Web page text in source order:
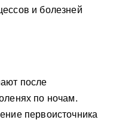
и болезней
после
по ночам.
первоисточника